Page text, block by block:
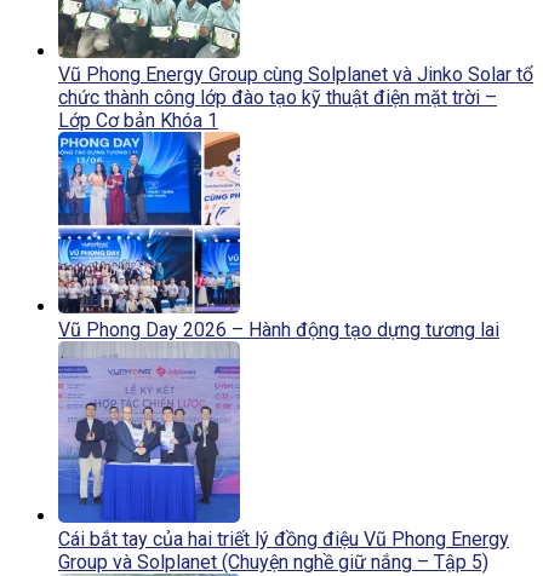
Vũ Phong Energy Group cùng Solplanet và Jinko Solar tổ
chức thành công lớp đào tạo kỹ thuật điện mặt trời –
Lớp Cơ bản Khóa 1
Vũ Phong Day 2026 – Hành động tạo dựng tương lai
Cái bắt tay của hai triết lý đồng điệu Vũ Phong Energy
Group và Solplanet (Chuyện nghề giữ nắng – Tập 5)